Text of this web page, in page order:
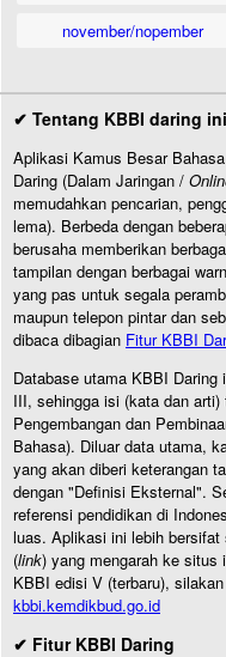
november/nopember
✔ Tentang KBBI daring ini
Aplikasi Kamus Besar
Daring (Dalam Jaringan /
memudahkan pencarian,
lema). Berbeda dengan
berusaha memberikan
tampilan dengan berbagai
yang pas untuk segala
maupun telepon pintar dan
dibaca dibagian Fitur KBBI
Database utama KBBI
III, sehingga isi (kata dan
Pengembangan dan
Bahasa). Diluar data utama,
yang akan diberi keterangan
dengan "Definisi Eksternal".
referensi pendidikan di
luas. Aplikasi ini lebih
(link) yang mengarah ke situs
KBBI edisi V (terbaru),
kbbi.kemdikbud.go.id
✔ Fitur KBBI Daring